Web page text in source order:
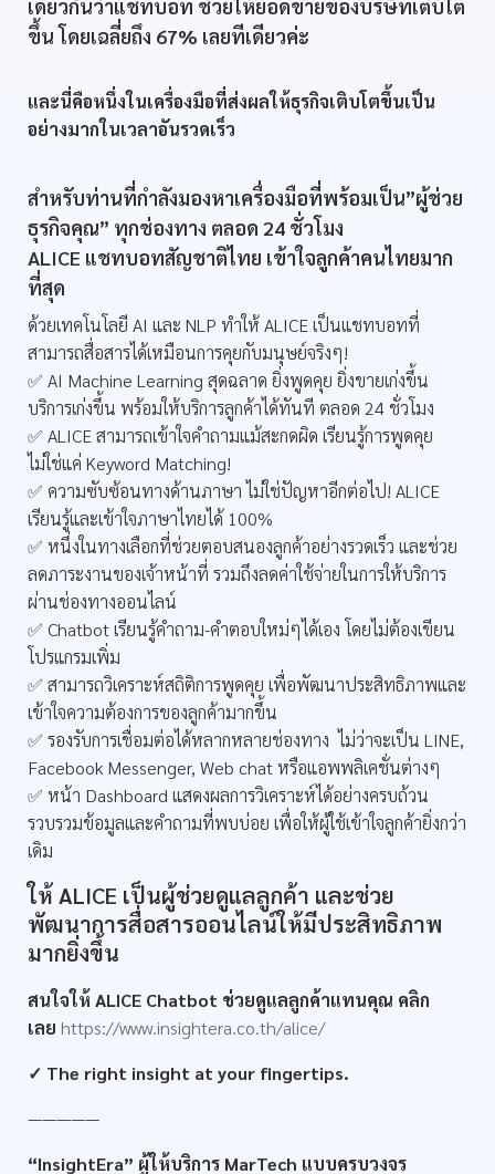
เดียวกันว่าแชทบอท ช่วยให้ยอดขายของบริษัทเติบโต
ขึ้น โดยเฉลี่ยถึง 67% เลยทีเดียวค่ะ
และนี่คือหนึ่งในเครื่องมือที่ส่งผลให้ธุรกิจเติบโตขึ้นเป็น
อย่างมากในเวลาอันรวดเร็ว
สำหรับท่านที่กำลังมองหาเครื่องมือที่พร้อมเป็น”ผู้ช่วย
ธุรกิจคุณ” ทุกช่องทาง ตลอด 24 ชั่วโมง
ALICE แชทบอทสัญชาติไทย เข้าใจลูกค้าคนไทยมาก
ที่สุด
ด้วยเทคโนโลยี AI และ NLP ทำให้ ALICE เป็นแชทบอทที่
สามารถสื่อสารได้เหมือนการคุยกับมนุษย์จริงๆ!
✅ AI Machine Learning สุดฉลาด ยิ่งพูดคุย ยิ่งขายเก่งขึ้น
บริการเก่งขึ้น พร้อมให้บริการลูกค้าได้ทันที ตลอด 24 ชั่วโมง
✅ ALICE สามารถเข้าใจคำถามแม้สะกดผิด เรียนรู้การพูดคุย
ไม่ใช่แค่ Keyword Matching!
✅ ความซับซ้อนทางด้านภาษา ไม่ใช่ปัญหาอีกต่อไป! ALICE
เรียนรู้และเข้าใจภาษาไทยได้ 100%
✅ หนึ่งในทางเลือกที่ช่วยตอบสนองลูกค้าอย่างรวดเร็ว และช่วย
ลดภาระงานของเจ้าหน้าที่ รวมถึงลดค่าใช้จ่ายในการให้บริการ
ผ่านช่องทางออนไลน์
✅ Chatbot เรียนรู้คำถาม-คำตอบใหม่ๆได้เอง โดยไม่ต้องเขียน
โปรแกรมเพิ่ม
✅ สามารถวิเคราะห์สถิติการพูดคุย เพื่อพัฒนาประสิทธิภาพและ
เข้าใจความต้องการของลูกค้ามากขึ้น
✅ รองรับการเชื่อมต่อได้หลากหลายช่องทาง ไม่ว่าจะเป็น LINE,
Facebook Messenger, Web chat หรือแอพพลิเคชั่นต่างๆ
✅ หน้า Dashboard แสดงผลการวิเคราะห์ได้อย่างครบถ้วน
รวบรวมข้อมูลและคำถามที่พบบ่อย เพื่อให้ผู้ใช้เข้าใจลูกค้ายิ่งกว่า
เดิม
ให้ ALICE เป็นผู้ช่วยดูแลลูกค้า และช่วย
พัฒนาการสื่อสารออนไลน์ให้มีประสิทธิภาพ
มากยิ่งขึ้น
สนใจให้ ALICE Chatbot ช่วยดูแลลูกค้าแทนคุณ คลิก
เลย https://www.insightera.co.th/alice/
✓ The right insight at your fingertips.
—————
“InsightEra” ผู้ให้บริการ MarTech แบบครบวงจร